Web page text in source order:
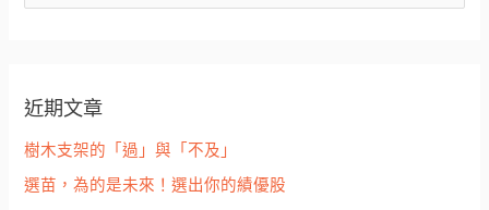
字
:
近期文章
樹木支架的「過」與「不及」
選苗，為的是未來！選出你的績優股